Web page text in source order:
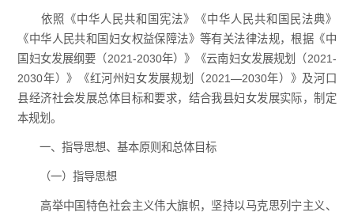
依照《中华人民共和国宪法》《中华人民共和国民法典》
《中华人民共和国妇女权益保障法》等有关法律法规，根据《中
国妇女发展纲要（2021-2030年）》《云南妇女发展规划（2021-
2030年）》《红河州妇女发展规划（2021—2030年）》及河口
县经济社会发展总体目标和要求，结合我县妇女发展实际，制定
本规划。
一、指导思想、基本原则和总体目标
（一）指导思想
高举中国特色社会主义伟大旗帜，坚持以马克思列宁主义、